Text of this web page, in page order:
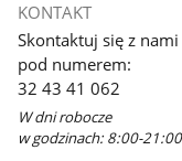
KONTAKT
Skontaktuj się z nami
pod numerem:
32 43 41 062
W dni robocze
w godzinach: 8:00-21:00